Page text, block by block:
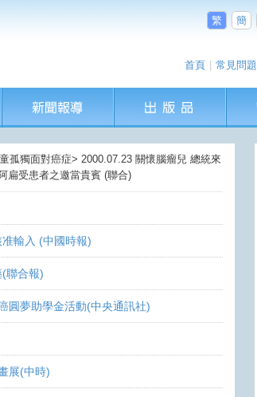
繁 簡
首頁 常見問題
獨面對癌症> 2000.07.23 關懷腦瘤兒 總統來
扁受患者之邀當貴賓 (聯合)
輸入 (中國時報)
聯合報)
圓夢助學金活動(中央通訊社)
展(中時)